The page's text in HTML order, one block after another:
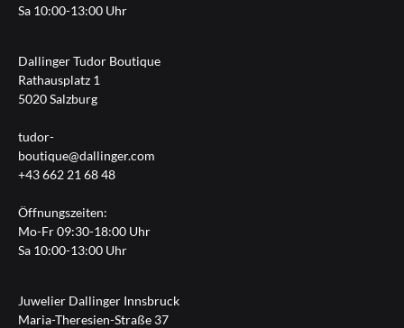
Sa 10:00-13:00 Uhr
Dallinger Tudor Boutique
Rathausplatz 1
5020 Salzburg
tudor-
boutique@dallinger.com
+43 662 21 68 48
Öffnungszeiten:
Mo-Fr 09:30-18:00 Uhr
Sa 10:00-13:00 Uhr
Juwelier Dallinger Innsbruck
Maria-Theresien-Straße 37